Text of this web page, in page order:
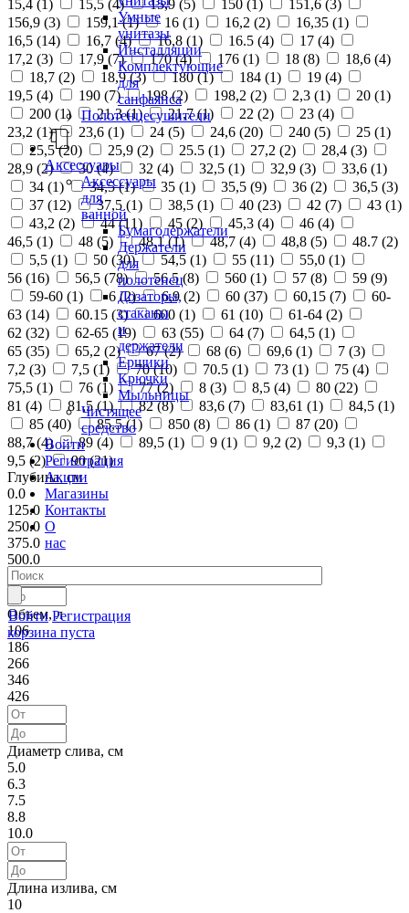
Умные
унитазы
Инсталляции
Комплектующие
для
санфаянса
Полотенцесушители
Аксессуары
Аксессуары
для
ванной
Бумагодержатели
Держатели
для
полотенец
Дозаторы,
стаканы
и
держатели
Ершики
Крючки
Мыльницы
Чистящее
средство
Войти
Регистрация
Акции
Магазины
Контакты
О
нас
Войти Регистрация
корзина пуста
15,4 (1 ) 15,5 (4) 15,9 (5) 150 (1 ) 151,6 (3)
156,9 (3) 159,1 (1) 16 (1) 16,2 (2) 16,35 (1)
16,5 (14) 16,7 (4) 16,8 (1) 16.5 (4) 17 (4)
17,2 (3) 17,9 (7) 170 (4) 176 (1) 18 (8) 18,6 (4)
18,7 (2) 18,9 (3) 180 (1) 184 (1) 19 (4)
19,5 (4) 190 (7) 198 (2) 198,2 (2) 2,3 (1) 20 (1)
200 (1) 21,3 (1) 21,7 (1) 22 (2) 23 (4)
23,2 (1) 23,6 (1) 24 (5) 24,6 (20) 240 (5) 25 (1)
25,5 (20) 25,9 (2) 25.5 (1) 27,2 (2) 28,4 (3)
28,9 (2) 30 (4) 32 (4) 32,5 (1) 32,9 (3) 33,6 (1)
34 (1) 34,5 (1) 35 (1) 35,5 (9) 36 (2) 36,5 (3)
37 (12) 37,5 (1) 38,5 (1) 40 (23) 42 (7) 43 (1)
43,2 (2) 44 (11) 45 (2) 45,3 (4) 46 (4)
46,5 (1) 48 (5) 48,1 (1) 48,7 (4) 48,8 (5) 48.7 (2)
5,5 (1) 50 (30) 54,5 (1) 55 (11) 55,0 (1)
56 (16) 56,5 (78) 56.5 (8) 560 (1) 57 (8) 59 (9)
59-60 (1) 6 (2) 6,9 (2) 60 (37) 60,15 (7)
60-
63 (14) 60.15 (3) 600 (1) 61 (10) 61-64 (2)
62 (32) 62-65 (19) 63 (55) 64 (7) 64,5 (1)
65 (35) 65,2 (2) 67 (2) 68 (6) 69,6 (1) 7 (3)
7,2 (3) 7,5 (1) 70 (10) 70.5 (1) 73 (1) 75 (4)
75,5 (1) 76 (1) 77 (2) 8 (3) 8,5 (4) 80 (22)
81 (4) 81,5 (1) 82 (8) 83,6 (7) 83,61 (1) 84,5 (1)
85 (40) 85,5 (1) 850 (8) 86 (1) 87 (20)
88,7 (4) 89 (4) 89,5 (1) 9 (1) 9,2 (2) 9,3 (1)
9,5 (2) 90 (21)
Глубина, см
0.0
125.0
250.0
375.0
500.0
Объем, л
106
186
266
346
426
Диаметр слива, см
5.0
6.3
7.5
8.8
10.0
Длина излива, см
10